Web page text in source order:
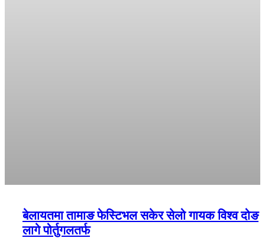
बेलायतमा तामाङ फेस्टिभल सकेर सेलो गायक विश्व दोङ
लागे पोर्तुगलतर्फ